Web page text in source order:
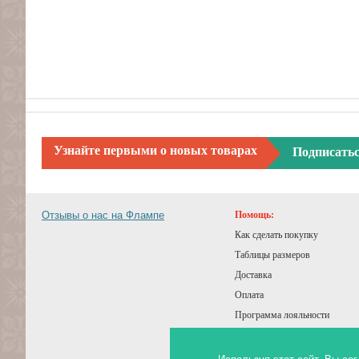
Узнайте первыми о новых товарах
Отзывы о нас на Флампе
Помощь:
Как сделать покупку
Таблицы размеров
Доставка
Оплата
Программа лояльности
Советы покупателям